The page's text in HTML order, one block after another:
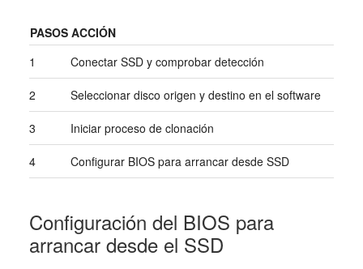
PASOS ACCIÓN
1
Conectar SSD y comprobar detección
2 Seleccionar disco origen y destino en el software
3 Iniciar proceso de clonación
4 Configurar BIOS para arrancar desde SSD
Configuración del BIOS para
arrancar desde el SSD